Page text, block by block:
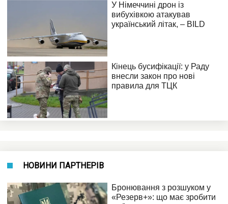
НОВИНИ ПАРТНЕРІВ